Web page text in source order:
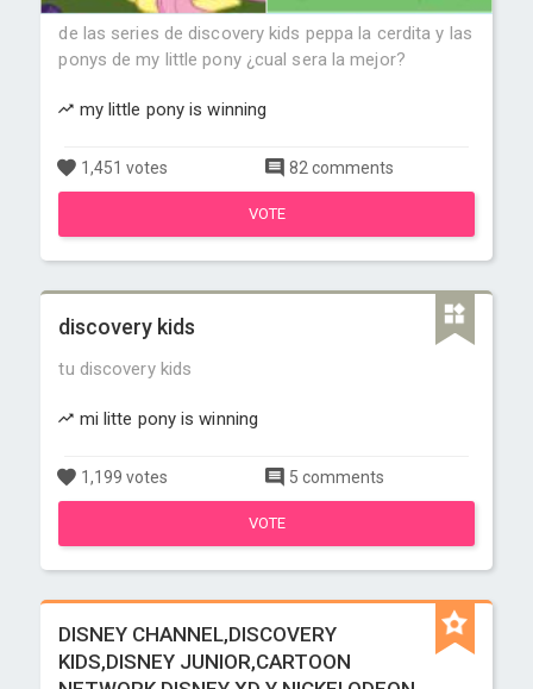
de las series de discovery kids peppa la cerdita y las
ponys de my little pony ¿cual sera la mejor?
my little pony is winning
1,451 votes 82 comments
VOTE
discovery kids
tu discovery kids
mi litte pony is winning
1,199 votes 5 comments
VOTE
DISNEY CHANNEL,DISCOVERY
KIDS,DISNEY JUNIOR,CARTOON